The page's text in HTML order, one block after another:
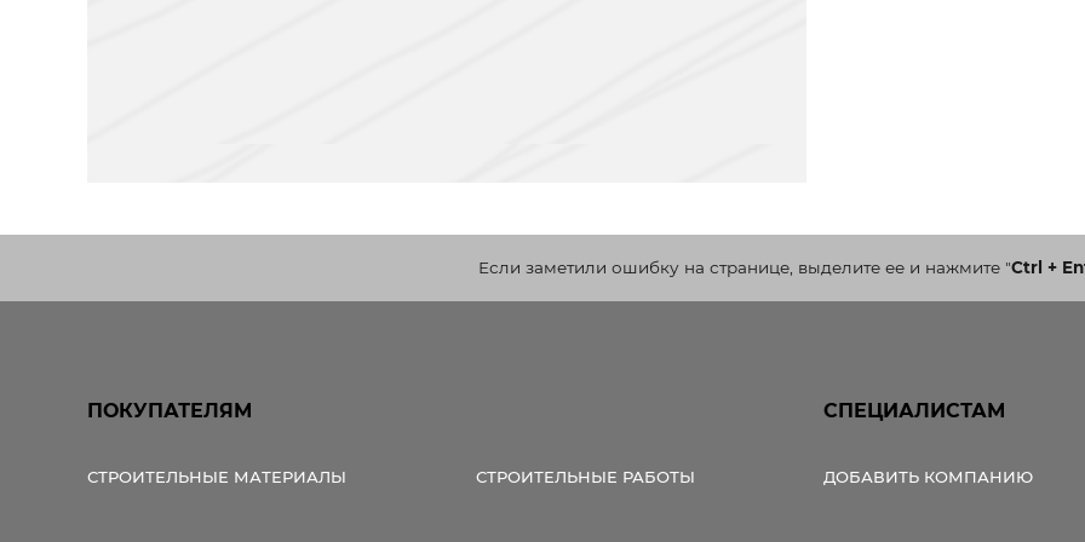
Если заметили ошибку на странице, выделите ее и нажмите"Ctrl +
ПОКУПАТЕЛЯМ
СТРОИТЕЛЬНЫЕ МАТЕРИАЛЫ СТРОИТЕЛЬНЫЕ РАБОТЫ
СПЕЦИАЛИСТАМ
ДОБАВИТЬ КОМПАНИЮ